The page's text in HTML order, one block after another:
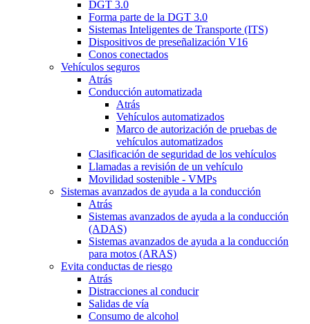
DGT 3.0
Forma parte de la DGT 3.0
Sistemas Inteligentes de Transporte (ITS)
Dispositivos de preseñalización V16
Conos conectados
Vehículos seguros
Atrás
Conducción automatizada
Atrás
Vehículos automatizados
Marco de autorización de pruebas de
vehículos automatizados
Clasificación de seguridad de los vehículos
Llamadas a revisión de un vehículo
Movilidad sostenible - VMPs
Sistemas avanzados de ayuda a la conducción
Atrás
Sistemas avanzados de ayuda a la conducción
(ADAS)
Sistemas avanzados de ayuda a la conducción
para motos (ARAS)
Evita conductas de riesgo
Atrás
Distracciones al conducir
Salidas de vía
Consumo de alcohol